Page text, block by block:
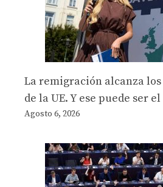
La remigración alcanza
de la UE. Y ese puede ser
Agosto 6, 2026